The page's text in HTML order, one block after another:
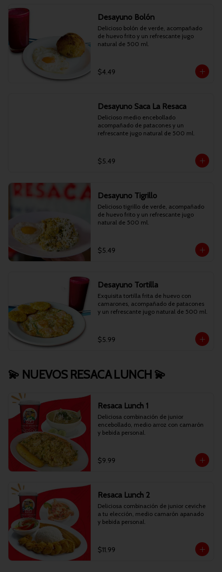
Desayuno Bolón
Delicioso bolón de verde, acompañado
de huevo frito y un refrescante jugo
natural de 500 ml.
$4.49
Desayuno Saca La Resaca
Delicioso medio encebollado
acompañado de patacones y un
refrescante jugo natural de 500 ml.
$5.49
Desayuno Tigrillo
Delicioso tigrillo de verde, acompañado
de huevo frito y un refrescante jugo
natural de 500 ml.
$5.49
Desayuno Tortilla
Exquisita tortilla frita de huevo con
camarones, acompañado de patacones
y un refrescante jugo natural de 500 ml.
$5.99
💫 NUEVOS RESACA LUNCH 💫
Resaca Lunch 1
Deliciosa combinación de junior
encebollado, medio arroz con camarón
y bebida personal.
$9.99
Resaca Lunch 2
Deliciosa combinación de junior ceviche
a tu elección, medio camarón apanado
y bebida personal.
$11.99